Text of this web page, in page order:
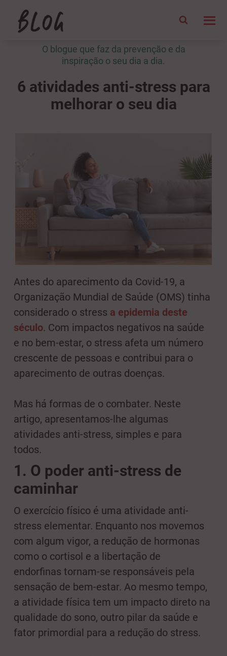
O blogue que faz da prevenção e da
inspiração o seu dia a dia.
6 atividades anti-stress para
melhorar o seu dia
Antes do aparecimento da Covid-19, a
Organização Mundial de Saúde (OMS) tinha
considerado o stress a epidemia deste
século. Com impactos negativos na saúde
e no bem-estar, o stress afeta um número
crescente de pessoas e contribui para o
aparecimento de outras doenças.
Mas há formas de o combater. Neste
artigo, apresentamos-lhe algumas
atividades anti-stress, simples e para
todos.
1. O poder anti-stress de
caminhar
O exercício físico é uma atividade anti-
stress elementar. Enquanto nos movemos
com algum vigor, a redução de hormonas
como o cortisol e a libertação de
endorfinas tornam-se responsáveis pela
sensação de bem-estar. Ao mesmo tempo,
a atividade física tem um impacto direto na
qualidade do sono, outro pilar da saúde e
fator primordial para a redução do stress.